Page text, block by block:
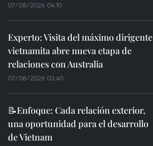
07/08/2026 04:10
Experto: Visita del máximo dirigente
vietnamita abre nueva etapa de
relaciones con Australia
07/08/2026 03:40
📝Enfoque: Cada relación exterior,
una oportunidad para el desarrollo
de Vietnam